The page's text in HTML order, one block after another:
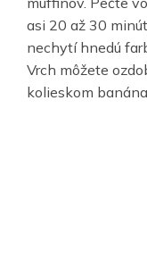
asi 20 až 30
nechytí hnedú
Vrch môžete
kolieskom banána.